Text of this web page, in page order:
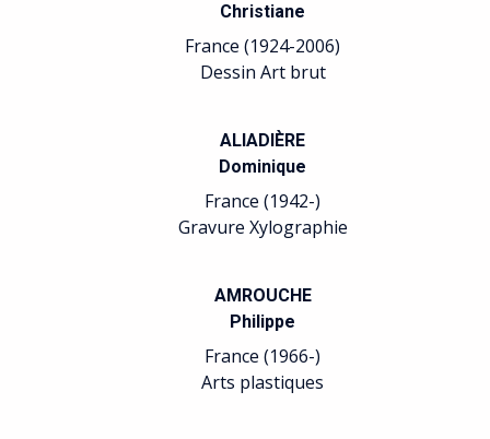
Christiane
France (1924-2006)
Dessin Art brut
ALIADIÈRE
Dominique
France (1942-)
Gravure Xylographie
AMROUCHE
Philippe
France (1966-)
Arts plastiques